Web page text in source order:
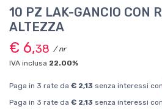
10 PZ LAK-GANCIO CON
ALTEZZA
€ 6,38 / nr
IVA inclusa 22.00%
Paga in 3 rate da € 2,13 senza interessi con
Paga in 3 rate da € 2,13 senza interessi con